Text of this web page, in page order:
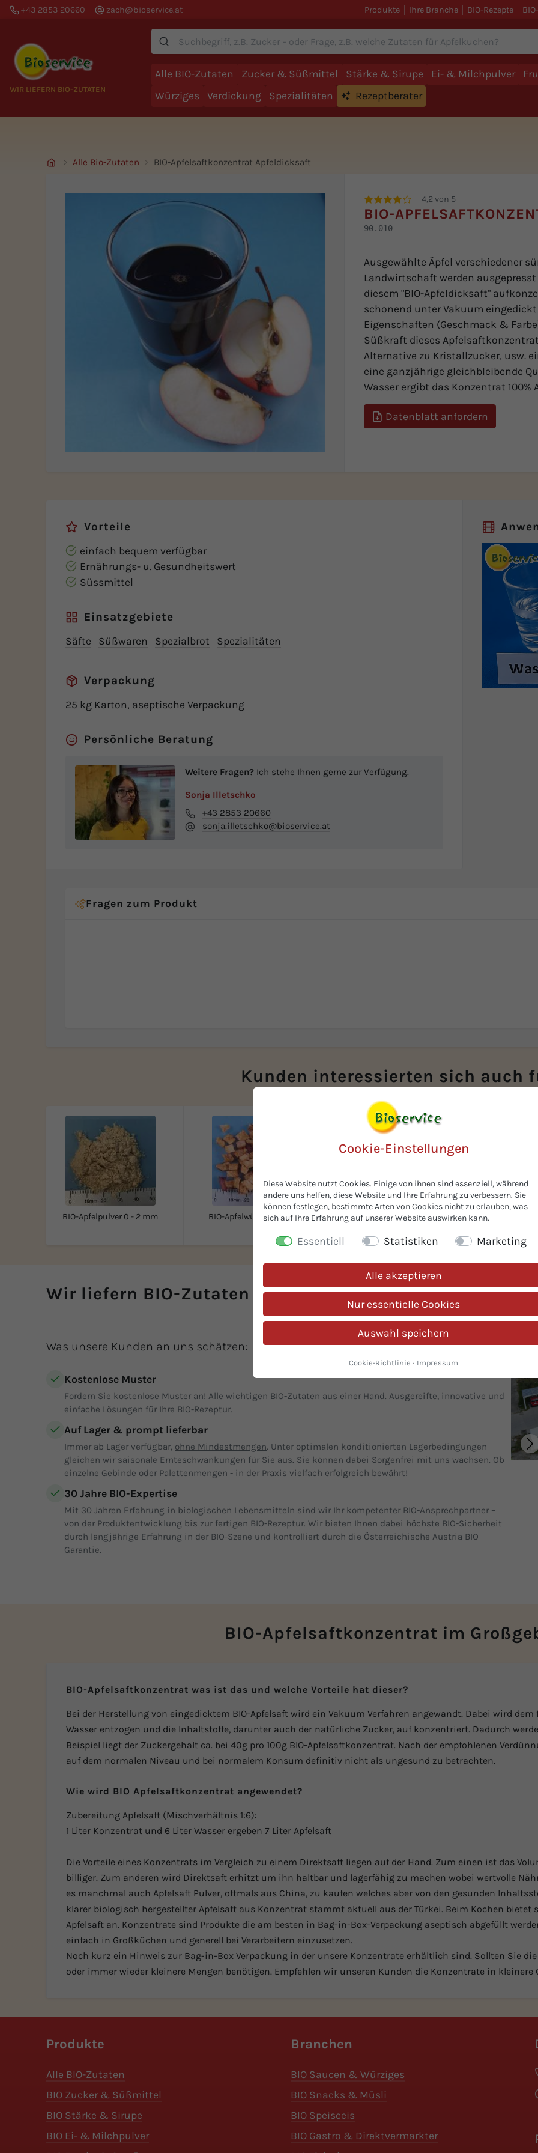
+43 2853 20660 zach@bioservice.at Produkte Ihre Branche BIO-Rezepte
WIR LIEFERN BIO-ZUTATEN
Suche
Alle BIO-Zutaten Zucker & Süßmittel Stärke & Sirupe Ei- & Milchpulver
Würziges
Verdickung Spezialitäten Rezeptberater
Alle Bio-Zutaten BIO-Apfelsaftkonzentrat Apfeldicksaft
4,2 von 5
BIO-
90.010
Ausgewählte Äpfel verschiedener
Landwirtschaft werden
diesem "BIO-Apfeldicksaft"
schonend unter Vakuum
Eigenschaften (Geschmack &
Süßkraft dieses
Alternative zu Kristallzucker, usw.
eine ganzjährige gleichbleibende
Wasser ergibt das Konzentrat 100%
Datenblatt anfordern
Vorteile
einfach bequem verfügbar
Ernährungs- u. Gesundheitswert
Süssmittel
Einsatzgebiete
Säfte Süßwaren Spezialbrot Spezialitäten
Verpackung
25 kg Karton, aseptische Verpackung
Persönliche Beratung
Weitere Fragen? Ich stehe Ihnen gerne zur Verfügung.
Sonja Illetschko
+43 2853 20660
sonja.illetschko@bioservice.at
Fragen zum Produkt
Kunden interessierten sich auch
BIO-Apfelpulver 0 - 2 mm BIO-Apfelwürfel knusprig
BIO-Traubensaftkonzentrat
Wir liefern BIO-Zutaten
Was unsere Kunden an uns schätzen:
Kostenlose Muster
Fordern Sie kostenlose Muster an! Alle wichtigen BIO-Zutaten aus einer Hand. Ausgereifte, innovative und
einfache Lösungen für Ihre BIO-Rezeptur.
Auf Lager & prompt lieferbar
Immer ab Lager verfügbar, ohne Mindestmengen. Unter optimalen konditionierten Lagerbedingungen
gleichen wir saisonale Ernteschwankungen für Sie aus. Sie können dabei Sorgenfrei mit uns wachsen. Ob
einzelne Gebinde oder Palettenmengen - in der Praxis vielfach erfolgreich bewährt!
30 Jahre BIO-Expertise
Mit 30 Jahren Erfahrung in biologischen Lebensmitteln sind wir Ihr kompetenter BIO-Ansprechpartner –
von der Produktentwicklung bis zur fertigen BIO-Rezeptur. Wir bieten Ihnen dabei höchste BIO-Sicherheit
durch langjährige Erfahrung in der BIO-Szene und kontrolliert durch die Österreichische Austria BIO
Garantie.
BIO-Apfelsaftkonzentrat im
BIO-Apfelsaftkonzentrat was ist das und welche Vorteile hat dieser?
Bei der Herstellung von eingedicktem BIO-Apfelsaft wird ein Vakuum Verfahren angewandt. Dabei wird
Wasser entzogen und die Inhaltstoffe, darunter auch der natürliche Zucker, auf konzentriert. Dadurch
Beispiel liegt der Zuckergehalt ca. bei 40g pro 100g BIO-Apfelsaftkonzentrat. Nach der empfohlenen
auf dem normalen Niveau und bei normalem Konsum definitiv nicht als ungesund zu betrachten.
Wie wird BIO Apfelsaftkonzentrat angewendet?
Zubereitung Apfelsaft (Mischverhältnis 1:6):
1 Liter Konzentrat und 6 Liter Wasser ergeben 7 Liter Apfelsaft
Die Vorteile eines Konzentrats im Vergleich zu einem Direktsaft liegen auf der Hand. Zum einen ist das
billiger. Zum anderen wird Direktsaft erhitzt um ihn haltbar und lagerfähig zu machen wobei wertvolle
es manchmal auch Apfelsaft Pulver, oftmals aus China, zu kaufen welches aber von den gesunden
klarer biologisch hergestellter Apfelsaft aus Konzentrat stammt aktuell aus der Türkei. Beim Kochen
Apfelsaft an. Konzentrate sind Produkte die am besten in Bag-in-Box-Verpackung aseptisch abgefüllt
einfach in Großküchen und generell bei Verarbeitern einzusetzen.
Noch kurz ein Hinweis zur Bag-in-Box Verpackung in der unsere Konzentrate erhältlich sind. Sollten Sie
oder immer wieder kleinere Mengen benötigen. Empfehlen wir unseren Kunden die Konzentrate in
Produkte
Alle BIO-Zutaten
BIO Zucker & Süßmittel
BIO Stärke & Sirupe
BIO Ei- & Milchpulver
Branchen
BIO Saucen & Würziges
BIO Snacks & Müsli
BIO Speiseeis
BIO Gastro & Direktvermarkter
Cookie-Einstellungen
Diese Website nutzt Cookies. Einige von ihnen sind essenziell, während
andere uns helfen, diese Website und Ihre Erfahrung zu verbessern. Sie
können festlegen, bestimmte Arten von Cookies nicht zu erlauben, was
sich auf Ihre Erfahrung auf unserer Website auswirken kann.
Essentiell Statistiken Marketing
Alle akzeptieren
Nur essentielle Cookies
Auswahl speichern
Cookie-Richtlinie · Impressum